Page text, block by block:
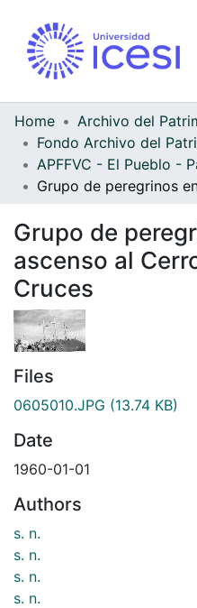
Home
Grupo de
ascenso al
Cruces
Files
0605010.JPG (13.74 KB)
Date
1960-01-01
Authors
s. n.
s. n.
s. n.
s. n.